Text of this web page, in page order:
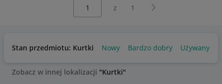
z 1 Następna strona
Stan przedmiotu: Kurtki Nowy Bardzo dobry Używany
Zobacz w innej lokalizacji "Kurtki"